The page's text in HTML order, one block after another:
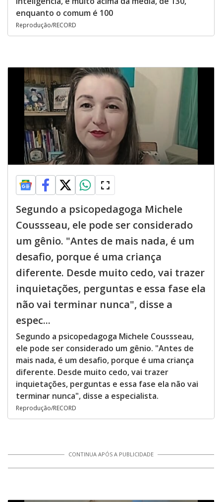
enquanto o comum é 100
Reprodução/RECORD
Segundo a psicopedagoga Michele
Coussseau, ele pode ser considerado
um gênio. "Antes de mais nada, é um
desafio, porque é uma criança
diferente. Desde muito cedo, vai trazer
inquietações, perguntas e essa fase ela
não vai terminar nunca", disse a
espec...
Segundo a psicopedagoga Michele Coussseau,
ele pode ser considerado um gênio. "Antes de
mais nada, é um desafio, porque é uma criança
diferente. Desde muito cedo, vai trazer
inquietações, perguntas e essa fase ela não vai
terminar nunca", disse a especialista.
Reprodução/RECORD
CONTINUA APÓS A PUBLICIDADE